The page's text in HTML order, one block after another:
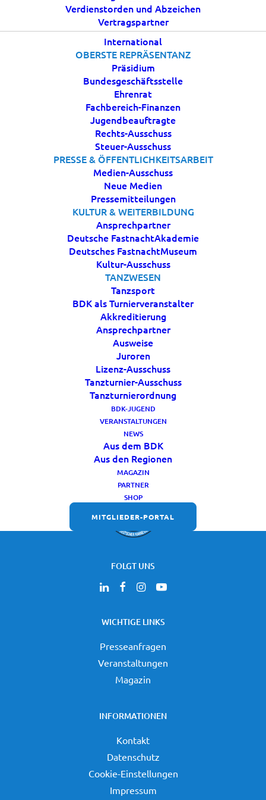
Verdienstorden und Abzeichen
Vertragspartner
International
OBERSTE REPRÄSENTANZ
Präsidium
Bundesgeschäftsstelle
Ehrenrat
Fachbereich-Finanzen
Jugendbeauftragte
Rechts-Ausschuss
Steuer-Ausschuss
PRESSE & ÖFFENTLICHKEITSARBEIT
Medien-Ausschuss
Neue Medien
Pressemitteilungen
KULTUR & WEITERBILDUNG
Ansprechpartner
Deutsche FastnachtAkademie
Deutsches FastnachtMuseum
Kultur-Ausschuss
TANZWESEN
Tanzsport
BDK als Turnierveranstalter
Akkreditierung
Ansprechpartner
Ausweise
Juroren
Lizenz-Ausschuss
Tanzturnier-Ausschuss
Tanzturnierordnung
BDK-JUGEND
VERANSTALTUNGEN
NEWS
Aus dem BDK
Aus den Regionen
MAGAZIN
PARTNER
SHOP
MITGLIEDER-PORTAL
22 NOVEMBER, 2023 | INAKTUELLES
Die neue Ausgabe der Deutschen Fastnacht mit
spannenden Artikeln und Themen ist erschienen. In
der 130. Ausgabe finden Sie folgende Themen:
Berichte und Fotos über die45. Präsidialtagung in
Köln, „Facelifting“ für die Ethik-Charta, neue BDK-
Geschäftsstelle in Homburg eröffnet, sowie
Informationen aus den Regional- und
Landesverbänden und vieles mehr!
Jetzt gleich im BDK-Shop bestellen:
https://shop.karnevaldeutschland.de
FOLGT UNS
WICHTIGE LINKS
Presseanfragen
Veranstaltungen
Magazin
INFORMATIONEN
Kontakt
Datenschutz
Cookie-Einstellungen
Impressum